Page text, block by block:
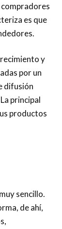
es que
y
por un
difusión
principal
productos
sencillo.
de ahí,